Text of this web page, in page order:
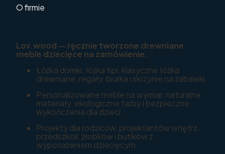
O firmie
Lov.wood — ręcznie tworzone drewniane
meble dziecięce na zamówienie.
Łóżka domki, łóżka tipi, klasyczne łóżka
drewniane, regały, biurka i skrzynie na zabawki.
Personalizowane meble na wymiar, naturalne
materiały, ekologiczne farby i bezpieczne
wykończenia dla dzieci.
Projekty dla rodziców, projektantów wnętrz,
przedszkoli, żłobków i butików z
wyposażeniem dziecięcym.